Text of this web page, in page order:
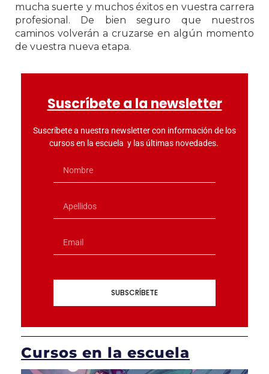
mucha suerte y muchos éxitos en vuestra carrera
profesional. De bien seguro que nuestros
caminos volverán a cruzarse en algún momento
de vuestra nueva etapa.
Suscríbete a la newsletter
Suscríbete a nuestra newsletter con información de los
cursos en la escuela y las últimas novedades.
SUBSCRÍBETE
Cursos en la escuela